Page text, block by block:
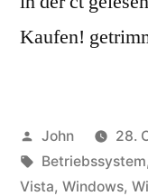
Kaufen!
Veröffentlicht
von
John 28.
Schlagwörter:
Betriebssystem,
Vista, Windows,